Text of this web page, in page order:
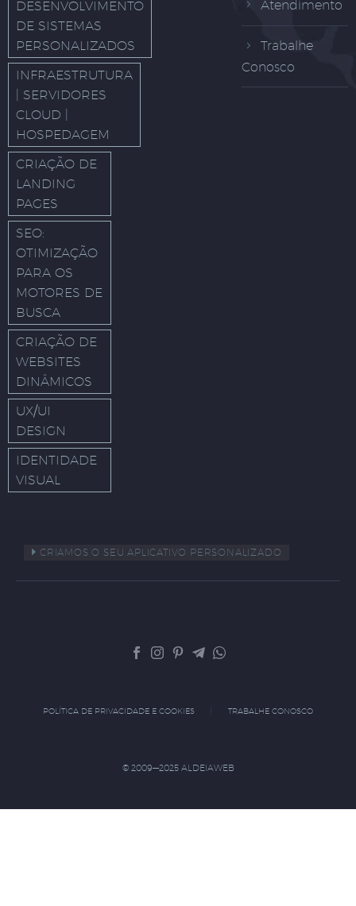
DESENVOLVIMENTO
DE SISTEMAS
PERSONALIZADOS
INFRAESTRUTURA
| SERVIDORES
CLOUD |
HOSPEDAGEM
CRIAÇÃO DE
LANDING
PAGES
SEO:
OTIMIZAÇÃO
PARA OS
MOTORES DE
BUSCA
CRIAÇÃO DE
WEBSITES
DINÂMICOS
UX/UI
DESIGN
IDENTIDADE
VISUAL
Atendimento
Trabalhe
Conosco
CRIAMOS O SEU APLICATIVO PERSONALIZADO
POLÍTICA DE PRIVACIDADE E COOKIES TRABALHE CONOSCO
© 2009—2025 ALDEIAWEB